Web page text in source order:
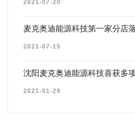
2021-07-20
麦克奥迪能源科技第一家分店
2021-07-15
沈阳麦克奥迪能源科技喜获多
2021-01-29